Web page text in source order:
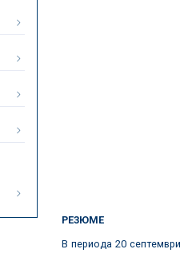
РЕЗЮМЕ
В периода 20